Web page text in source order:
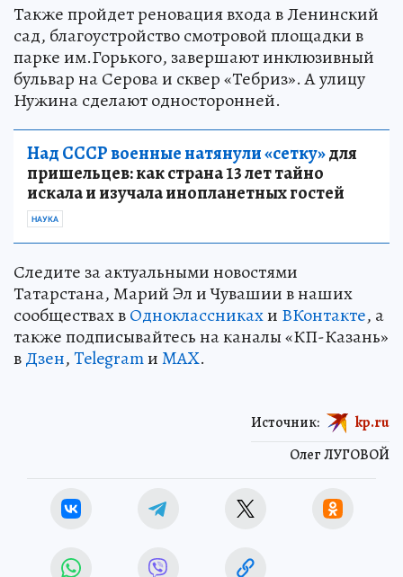
Также пройдет реновация входа в Ленинский
сад, благоустройство смотровой площадки в
парке им.Горького, завершают инклюзивный
бульвар на Серова и сквер «Тебриз». А улицу
Нужина сделают односторонней.
Над СССР военные натянули «сетку»для
пришельцев: как страна 13 лет тайно
искала и изучала инопланетных гостей
НАУКА
Следите за актуальными новостями
Татарстана, Марий Эл и Чувашии в наших
сообществах вОдноклассникахи ВКонтакте, а
также подписывайтесь на каналы «КП-Казань»
вДзен,TelegramиMAX.
Олег ЛУГОВОЙ
Источник: kp.ru